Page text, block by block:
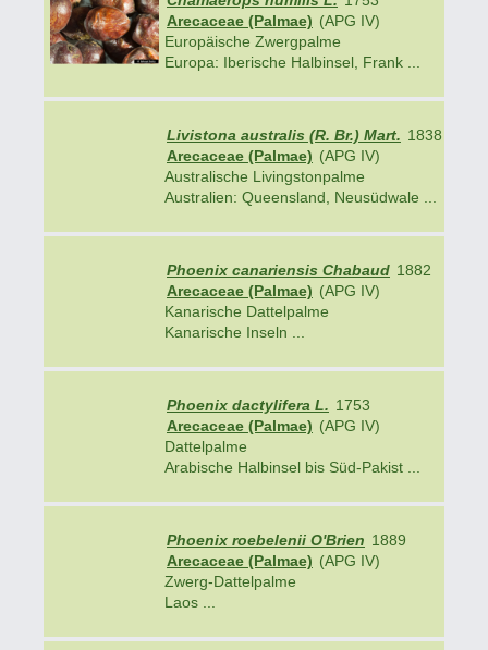
Arecaceae (Palmae) (APG IV)
Europäische Zwergpalme
Europa: Iberische Halbinsel, Frank ...
Livistona australis (R. Br.) Mart. 1838
Arecaceae (Palmae) (APG IV)
Australische Livingstonpalme
Australien: Queensland, Neusüdwale ...
Phoenix canariensis Chabaud 1882
Arecaceae (Palmae) (APG IV)
Kanarische Dattelpalme
Kanarische Inseln ...
Phoenix dactylifera L. 1753
Arecaceae (Palmae) (APG IV)
Dattelpalme
Arabische Halbinsel bis Süd-Pakist ...
Phoenix roebelenii O'Brien 1889
Arecaceae (Palmae) (APG IV)
Zwerg-Dattelpalme
Laos ...